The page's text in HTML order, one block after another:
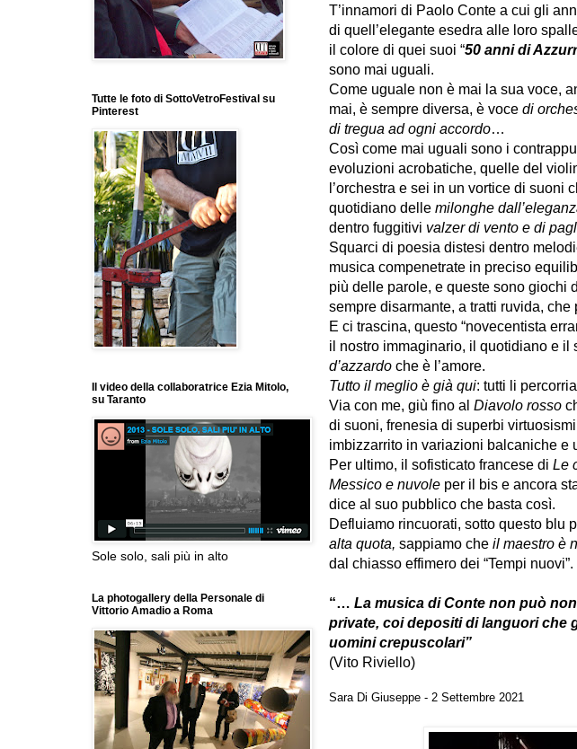
T’innamori di Paolo Conte a cui gli
di quell’elegante esedra alle loro
il colore di quei suoi “50 anni di
sono mai uguali.
Come uguale non è mai la sua voce,
mai, è sempre diversa, è voce di
di tregua ad ogni accordo…
Così come mai uguali sono i
evoluzioni acrobatiche, quelle del
l’orchestra e sei in un vortice di suoni
quotidiano delle milonghe
dentro fuggitivi valzer di vento e di
Squarci di poesia distesi dentro
musica compenetrate in preciso
più delle parole, e queste sono giochi
sempre disarmante, a tratti ruvida,
E ci trascina, questo “novecentista
il nostro immaginario, il quotidiano e il
d’azzardo che è l’amore.
Tutto il meglio è già qui: tutti li
Via con me, giù fino al Diavolo rosso
di suoni, frenesia di superbi
imbizzarrito in variazioni balcaniche e
Per ultimo, il sofisticato francese di Le
Messico e nuvole per il bis e ancora
dice al suo pubblico che basta così.
Defluiamo rincuorati, sotto questo blu
alta quota, sappiamo che il maestro è
dal chiasso effimero dei “Tempi nuovi”.
“… La musica di Conte non può
private, coi depositi di languori che
uomini crepuscolari”
(Vito Riviello)
Sara Di Giuseppe - 2 Settembre 2021
Tutte le foto di SottoVetroFestival su
Pinterest
Il video della collaboratrice Ezia Mitolo,
su Taranto
Sole solo, sali più in alto
La photogallery della Personale di
Vittorio Amadio a Roma